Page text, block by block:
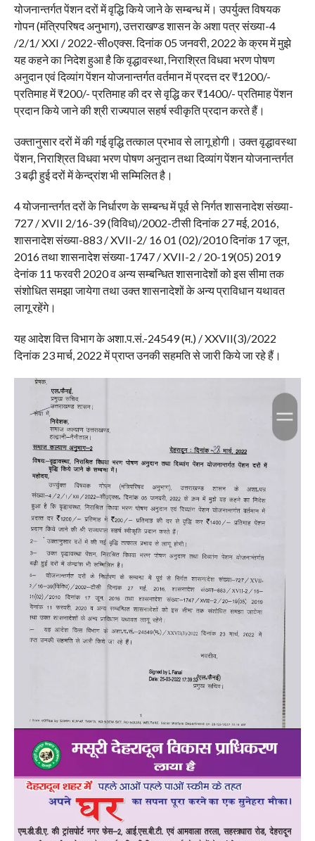
योजनान्तर्गत पेंशन दरों में वृद्धि किये जाने के सम्बन्ध में। उपर्युक्त विषयक
गोपन (मंत्रिपरिषद अनुभाग), उत्तराखण्ड शासन के अशा पत्र संख्या-4
/2/1/ XXI / 2022-सीoएक्स. दिनांक 05 जनवरी, 2022 के क्रम में मुझे
यह कहने का निदेश हुआ है कि वृद्धावस्था, निराश्रित विधवा भरण पोषण
अनुदान एवं दिव्यांग पेंशन योजनान्तर्गत वर्तमान में प्रदत्त दर ₹1200/-
प्रतिमाह में ₹200/- प्रतिमाह की दर से वृद्धि कर ₹1400/- प्रतिमाह पेंशन
प्रदान किये जाने की श्री राज्यपाल सहर्ष स्वीकृति प्रदान करते हैं।
उक्तानुसार दरों में की गई वृद्धि तत्काल प्रभाव से लागू होगी। उक्त वृद्धावस्था
पेंशन, निराश्रित विधवा भरण पोषण अनुदान तथा दिव्यांग पेंशन योजनान्तर्गत
3 बढ़ी हुई दरों में केन्द्रांश भी सम्मिलित है।
4 योजनान्तर्गत दरों के निर्धारण के सम्बन्ध में पूर्व से निर्गत शासनादेश संख्या-
727 / XVII 2/16-39 (विविध)/2002-टीसी दिनांक 27 मई, 2016,
शासनादेश संख्या-883 / XVII-2/ 16 01 (02)/2010 दिनांक 17 जून,
2016 तथा शासनादेश संख्या-1747 / XVII-2 / 20-19(05) 2019
देनांक 11 फरवरी 2020 व अन्य सम्बन्धित शासनादेशों को इस सीमा तक
संशोधित समझा जायेगा तथा उक्त शासनादेशों के अन्य प्राविधान यथावत
लागू रहेंगे।
यह आदेश वित्त विभाग के अशा.प.सं.-24549 (म.) / XXVII(3)/2022
दिनांक 23 मार्च, 2022 में प्राप्त उनकी सहमति से जारी किये जा रहे हैं।